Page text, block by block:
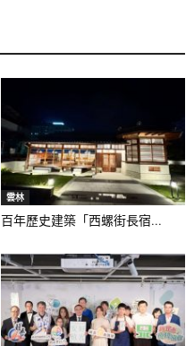
雲林
百年歷史建築「西螺街長宿...